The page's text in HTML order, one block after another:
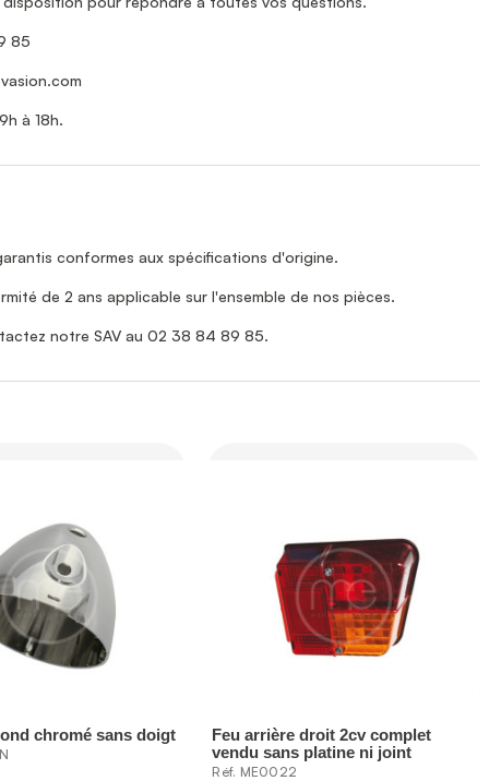
85
à 18h.
conformes aux spécifications d'origine.
de 2 ans applicable sur l'ensemble de nos pièces.
notre SAV au 02 38 84 89 85.
chromé sans doigt
Feu arrière droit 2cv complet
vendu sans platine ni joint
Réf. ME0022